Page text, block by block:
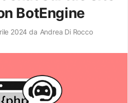
BotEngine
2024 da Andrea Di Rocco